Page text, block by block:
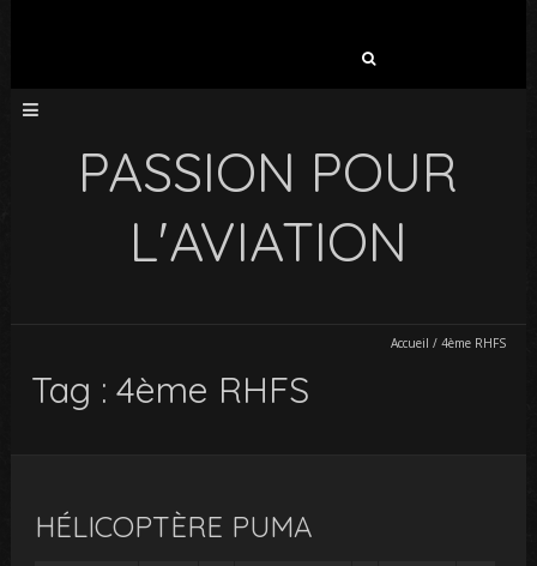
PASSION POUR
L'AVIATION
Accueil / 4ème RHFS
Tag : 4ème RHFS
HÉLICOPTÈRE PUMA